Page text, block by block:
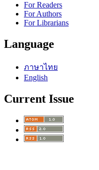
For Readers
For Authors
For Librarians
Language
ภาษาไทย
English
Current Issue